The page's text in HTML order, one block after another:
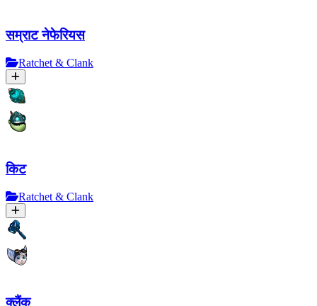
सम्राट नेफेरियस
Ratchet & Clank
किट
Ratchet & Clank
क्लैंक